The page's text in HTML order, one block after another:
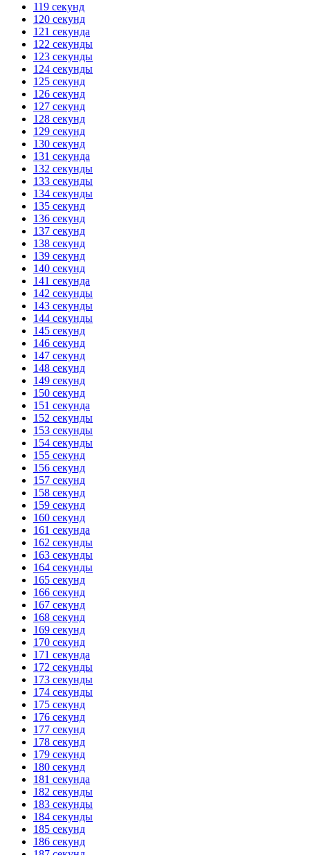
119 секунд
120 секунд
121 секунда
122 секунды
123 секунды
124 секунды
125 секунд
126 секунд
127 секунд
128 секунд
129 секунд
130 секунд
131 секунда
132 секунды
133 секунды
134 секунды
135 секунд
136 секунд
137 секунд
138 секунд
139 секунд
140 секунд
141 секунда
142 секунды
143 секунды
144 секунды
145 секунд
146 секунд
147 секунд
148 секунд
149 секунд
150 секунд
151 секунда
152 секунды
153 секунды
154 секунды
155 секунд
156 секунд
157 секунд
158 секунд
159 секунд
160 секунд
161 секунда
162 секунды
163 секунды
164 секунды
165 секунд
166 секунд
167 секунд
168 секунд
169 секунд
170 секунд
171 секунда
172 секунды
173 секунды
174 секунды
175 секунд
176 секунд
177 секунд
178 секунд
179 секунд
180 секунд
181 секунда
182 секунды
183 секунды
184 секунды
185 секунд
186 секунд